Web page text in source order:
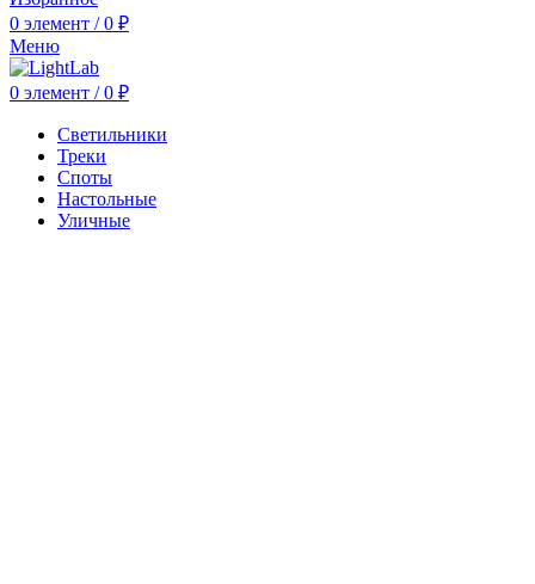
0 элемент / 0 ₽
Меню
0 элемент / 0 ₽
Cветильники
Треки
Споты
Настольные
Уличные